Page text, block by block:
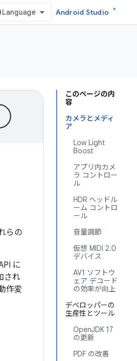
Android Studio
このページの内
容
カメラとメディ
ア
Low Light
Boost
アプリ内カメ
ラ コントロー
ル
HDR ヘッドル
ーム コントロ
ール
音量調節
仮想 MIDI 2.0
デバイス
AV1 ソフトウ
ェア デコード
の効率が向上
デベロッパーの
生産性とツール
OpenJDK 17
の更新
PDF の改善
らの
に
され
作変